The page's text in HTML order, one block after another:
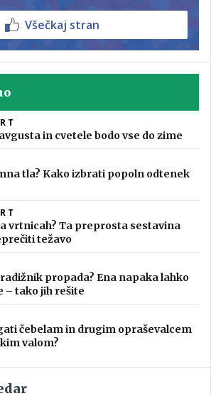
Všečkaj stran
in cvetele bodo vse do zime
tla? Kako izbrati popoln odtenek
vrtnicah? Ta preprosta sestavina
težavo
propada? Ena napaka lahko
– tako jih rešite
čebelam in drugim opraševalcem
valom?